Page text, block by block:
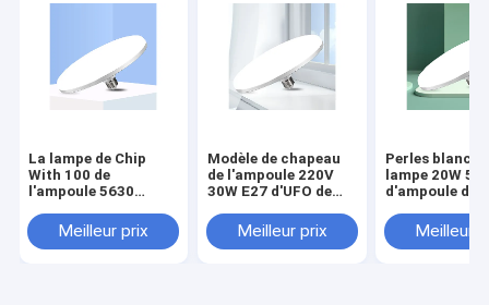
La lampe de Chip
With 100 de
l'ampoule 5630
40W LED perle
économiseur
Meilleur prix
Modèle de chapeau
de l'ampoule 220V
30W E27 d'UFO de
E27 de décrochage
de prévention
Meilleur prix
Perles
lampe 20W 50
d'ampoule
de pointMeilleur